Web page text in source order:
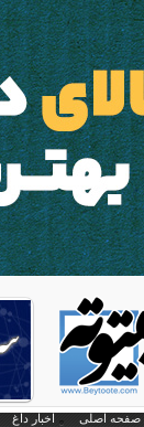
صفحه اصلی اخبار داغ